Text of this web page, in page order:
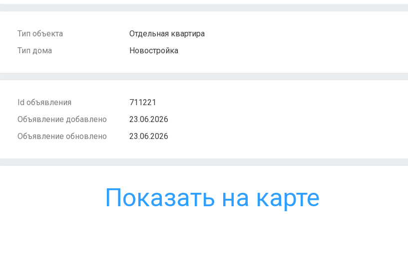
Тип объекта
Отдельная квартира
Тип дома
Новостройка
Id объявления
711221
Объявление добавлено
23.06.2026
Объявление обновлено
23.06.2026
Показать на карте